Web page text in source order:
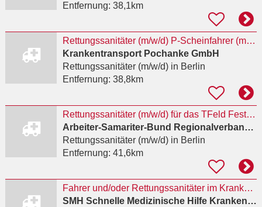
Entfernung: 38,1km
Rettungssanitäter (m/w/d) P-Scheinfahrer (m/w/d) Disponenten (m/w/d)
Krankentransport Pochanke GmbH
Rettungssanitäter (m/w/d)in Berlin
Entfernung: 38,8km
Rettungssanitäter (m/w/d) für das TFeld Festival
Arbeiter-Samariter-Bund Regionalverband Berlin-Nordwest e.V.
Rettungssanitäter (m/w/d)in Berlin
Entfernung: 41,6km
Fahrer und/oder Rettungssanitäter im Krankentransport
SMH Schnelle Medizinische Hilfe Krankentransport GmbH